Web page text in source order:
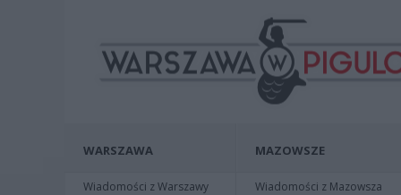
WARSZAWA
Wiadomości z Warszawy
MAZOWSZE
Wiadomości z Mazowsza